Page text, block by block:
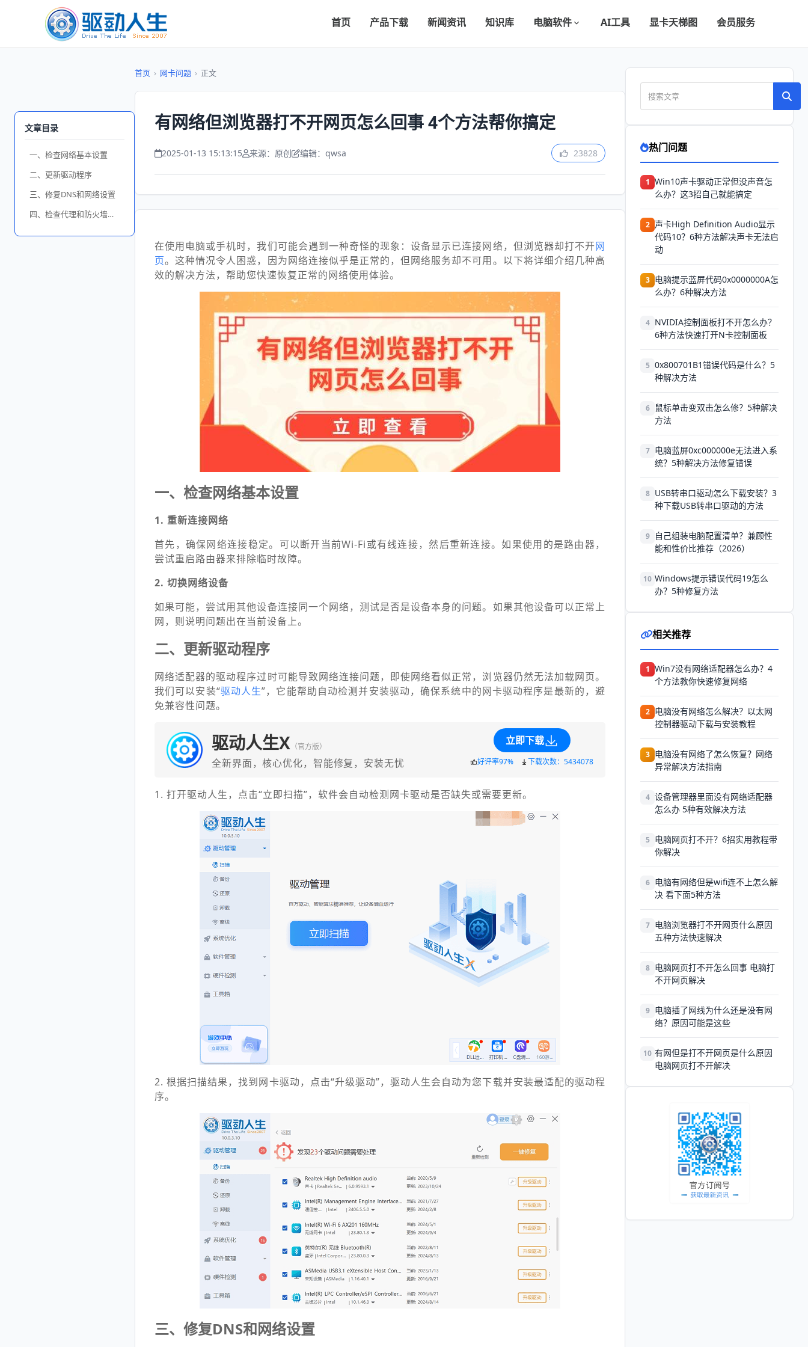
首页 产品下载 新闻资讯 知识库 电脑软件 AI工具 显卡天梯图 会员服务
文章目录
一、检查网络基本设置
二、更新驱动程序
三、修复DNS和网络设置
四、检查代理和防火墙设置
首页 › 网卡问题 › 正文
有网络但浏览器打不开网页怎么回事 4个方法帮你搞定
2025-01-13 15:13:15 来源：原创 编辑：qwsa 23828
在使用电脑或手机时，我们可能会遇到一种奇怪的现象：设备显示已连接网络，但浏览器却打不开网
页。这种情况令人困惑，因为网络连接似乎是正常的，但网络服务却不可用。以下将详细介绍几种高
效的解决方法，帮助您快速恢复正常的网络使用体验。
一、检查网络基本设置
1. 重新连接网络
首先，确保网络连接稳定。可以断开当前Wi-Fi或有线连接，然后重新连接。如果使用的是路由器，
尝试重启路由器来排除临时故障。
2. 切换网络设备
如果可能，尝试用其他设备连接同一个网络，测试是否是设备本身的问题。如果其他设备可以正常上
网，则说明问题出在当前设备上。
二、更新驱动程序
网络适配器的驱动程序过时可能导致网络连接问题，即使网络看似正常，浏览器仍然无法加载网页。
我们可以安装“驱动人生”，它能帮助自动检测并安装驱动，确保系统中的网卡驱动程序是最新的，避
免兼容性问题。
驱动人生X （官方版）
全新界面，核心优化，智能修复，安装无忧
立即下载
好评率97% 下载次数：5434078
1. 打开驱动人生，点击“立即扫描”，软件会自动检测网卡驱动是否缺失或需要更新。
2. 根据扫描结果，找到网卡驱动，点击“升级驱动”，驱动人生会自动为您下载并安装最适配的驱动程
序。
三、修复DNS和网络设置
热门问题
1 Win10声卡驱动正常但没声音怎
么办？这3招自己就能搞定
2 声卡High Definition Audio显示
代码10？6种方法解决声卡无法启
动
3 电脑提示蓝屏代码0x0000000A怎
么办？6种解决方法
4 NVIDIA控制面板打不开怎么办？
6种方法快速打开N卡控制面板
5 0x800701B1错误代码是什么？5
种解决方法
6
鼠标单击变双击怎么修？5种解决
方法
7 电脑蓝屏0xc000000e无法进入系
统？5种解决方法修复错误
8 USB转串口驱动怎么下载安装？3
种下载USB转串口驱动的方法
9
自己组装电脑配置清单？兼顾性
能和性价比推荐（2026）
10 Windows提示错误代码19怎么
办？5种修复方法
相关推荐
1 Win7没有网络适配器怎么办？4
个方法教你快速修复网络
2 电脑没有网络怎么解决？以太网
控制器驱动下载与安装教程
3 电脑没有网络了怎么恢复？网络
异常解决方法指南
4 设备管理器里面没有网络适配器
怎么办 5种有效解决方法
5 电脑网页打不开？6招实用教程带
你解决
6 电脑有网络但是wifi连不上怎么解
决 看下面5种方法
7 电脑浏览器打不开网页什么原因
五种方法快速解决
8 电脑网页打不开怎么回事 电脑打
不开网页解决
9 电脑插了网线为什么还是没有网
络？原因可能是这些
10 有网但是打不开网页是什么原因
电脑网页打不开解决